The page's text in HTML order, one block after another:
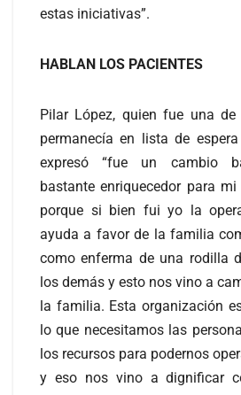
estas iniciativas”.
HABLAN LOS PACIENTES
Pilar López, quien fue una
permanecía en lista de
expresó “fue un cambio
bastante enriquecedor para
porque si bien fui yo la
ayuda a favor de la familia
como enferma de una rodilla
los demás y esto nos vino a
la familia. Esta organización
lo que necesitamos las
los recursos para podernos
y eso nos vino a dignificar